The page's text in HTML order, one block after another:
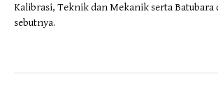
Kalibrasi, Teknik dan Mekanik serta Batubara
sebutnya.